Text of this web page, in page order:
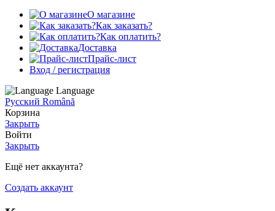
О магазине
Как заказать?
Как оплатить?
Доставка
Прайс-лист
Вход / регистрация
Language
Русский Română
Корзина
Закрыть
Войти
Закрыть
Ещё нет аккаунта?
Создать аккаунт